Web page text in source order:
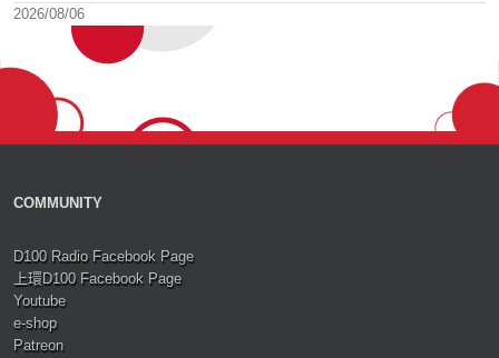
2026/08/06
COMMUNITY
D100 Radio Facebook Page
上環D100 Facebook Page
Youtube
e-shop
Patreon